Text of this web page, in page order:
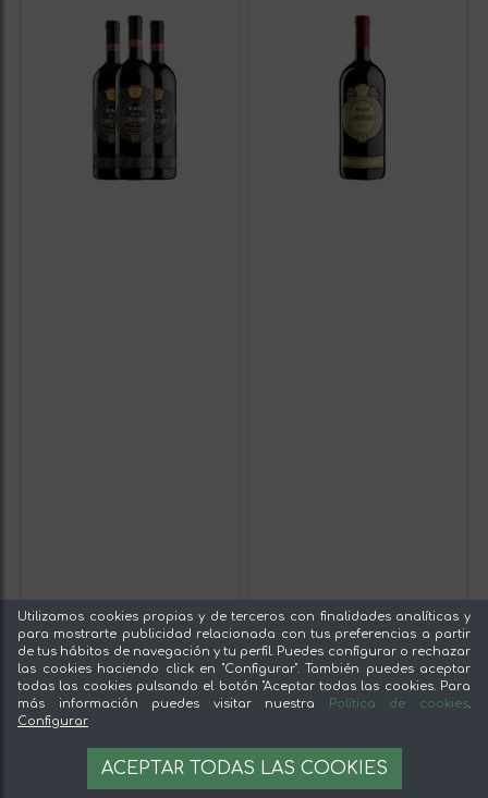
Utilizamos cookies propias y de terceros con finalidades analíticas y
para mostrarte publicidad relacionada con tus preferencias a partir
de tus hábitos de navegación y tu perfil. Puedes configurar o rechazar
las cookies haciendo click en "Configurar". También puedes aceptar
todas las cookies pulsando el botón "Aceptar todas las cookies. Para
más información puedes visitar nuestra
Política de cookies.
Configurar
ACEPTAR TODAS LAS COOKIES